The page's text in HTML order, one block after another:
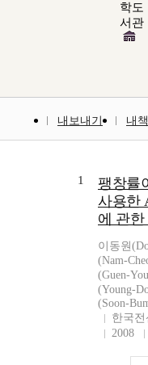
학도
서관
내보내기 내
1
팽창률
사용한
에 관한
이동원
(Nam-
(Guen-
(Young-
(Soon-
한국
2008